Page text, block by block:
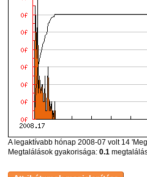
A legaktívabb hónap 2008-07 volt 14
Megtalálások gyakorisága:0.1